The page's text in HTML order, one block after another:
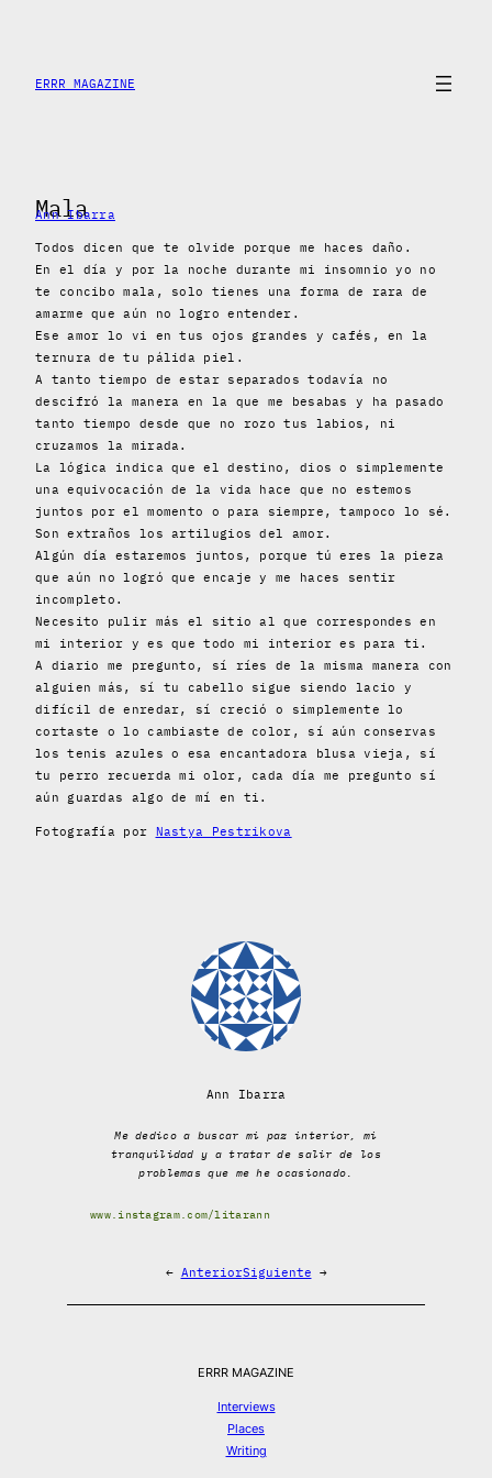
contenido
ERRR MAGAZINE
Mala
Ann Ibarra
Todos dicen que te olvide porque me haces daño.
En el día y por la noche durante mi insomnio yo no
te concibo mala, solo tienes una forma de rara de
amarme que aún no logro entender.
Ese amor lo vi en tus ojos grandes y cafés, en la
ternura de tu pálida piel.
A tanto tiempo de estar separados todavía no
descifró la manera en la que me besabas y ha pasado
tanto tiempo desde que no rozo tus labios, ni
cruzamos la mirada.
La lógica indica que el destino, dios o simplemente
una equivocación de la vida hace que no estemos
juntos por el momento o para siempre, tampoco lo sé.
Son extraños los artilugios del amor.
Algún día estaremos juntos, porque tú eres la pieza
que aún no logró que encaje y me haces sentir
incompleto.
Necesito pulir más el sitio al que correspondes en
mi interior y es que todo mi interior es para ti.
A diario me pregunto, sí ríes de la misma manera con
alguien más, sí tu cabello sigue siendo lacio y
difícil de enredar, sí creció o simplemente lo
cortaste o lo cambiaste de color, sí aún conservas
los tenis azules o esa encantadora blusa vieja, sí
tu perro recuerda mi olor, cada día me pregunto sí
aún guardas algo de mí en ti.
Fotografía por Nastya Pestrikova
Ann Ibarra
Me dedico a buscar mi paz interior, mi
tranquilidad y a tratar de salir de los
problemas que me he ocasionado.
www.instagram.com/litarann
← AnteriorSiguiente →
ERRR MAGAZINE
Interviews
Places
Writing